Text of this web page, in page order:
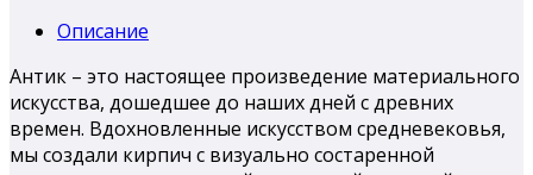
Описание
Антик – это настоящее произведение материального
искусства, дошедшее до наших дней с древних
времен. Вдохновленные искусством средневековья,
мы создали кирпич с визуально состаренной